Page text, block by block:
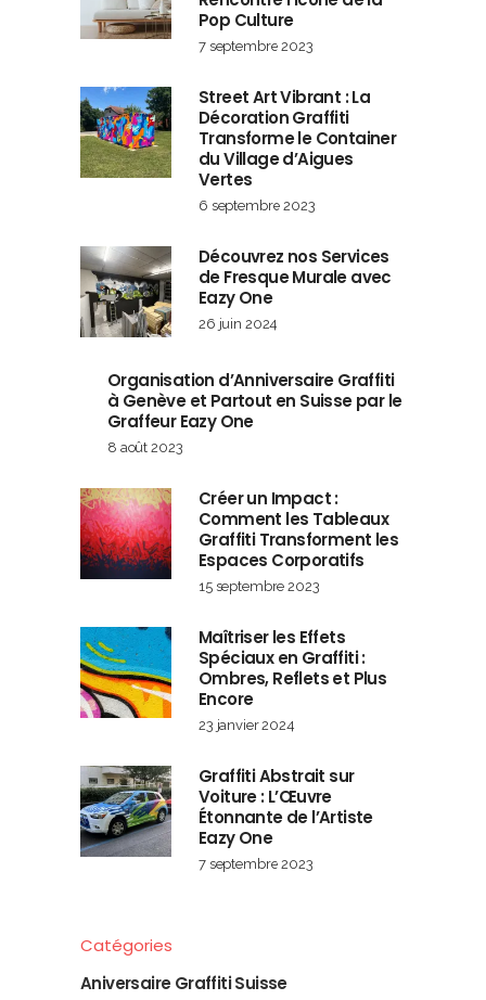
Pop Culture
7 septembre 2023
Street Art Vibrant : La
Décoration Graffiti
Transforme le Container
du Village d’Aigues
Vertes
6 septembre 2023
Découvrez nos Services
de Fresque Murale avec
Eazy One
26 juin 2024
Organisation d’Anniversaire Graffiti
à Genève et Partout en Suisse par le
Graffeur Eazy One
8 août 2023
Créer un Impact :
Comment les Tableaux
Graffiti Transforment les
Espaces Corporatifs
15 septembre 2023
Maîtriser les Effets
Spéciaux en Graffiti :
Ombres, Reflets et Plus
Encore
23 janvier 2024
Graffiti Abstrait sur
Voiture : L’Œuvre
Étonnante de l’Artiste
Eazy One
7 septembre 2023
Catégories
Aniversaire Graffiti Suisse